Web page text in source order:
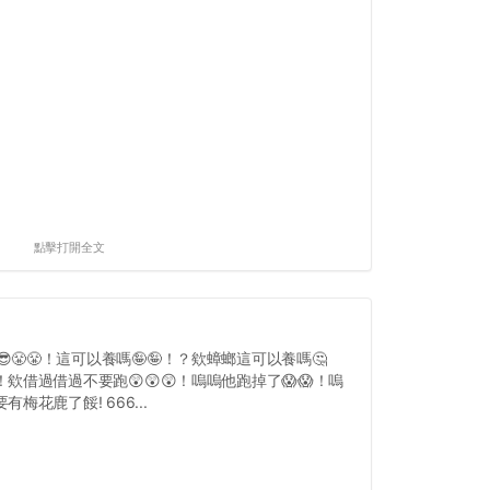
點擊打開全文
！這可以養嗎🤪🤪！？欸蟑螂這可以養嗎🤔
欸借過借過不要跑😲😲😲！嗚嗚他跑掉了😱😱！嗚
有梅花鹿了餒! 666...